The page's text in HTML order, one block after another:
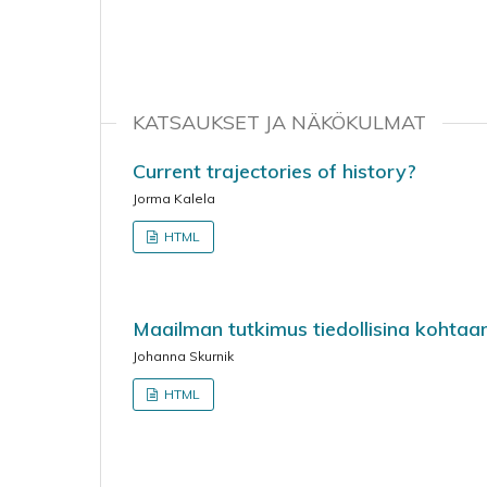
KATSAUKSET JA NÄKÖKULMAT
Current trajectories of history?
Jorma Kalela
HTML
Maailman tutkimus tiedollisina
Johanna Skurnik
HTML